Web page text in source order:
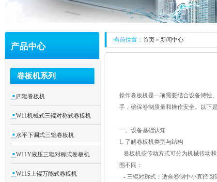
产品中心
卷板机系列
四辊卷板机
W11机械式三辊对称式卷板机
水平下调式三辊卷板机
W11Y液压三辊对称式卷板机
W11S上辊万能式卷板机
当前位置： 首页 » 新闻中心
操作卷板机是一项需要结合设备特性
手，确保卷制质量和操作安全。以下
一、设备基础认知
1. 了解卷板机类型与结构
卷板机按传动方式可分为机械传动
围不同：
- 三辊对称式：适合卷制中小直径